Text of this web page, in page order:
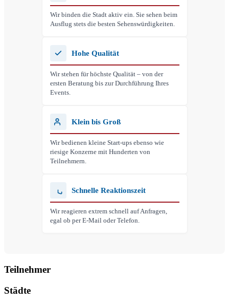
Wir binden die Stadt aktiv ein. Sie sehen beim
Ausflug stets die besten Sehenswürdigkeiten.
Hohe Qualität
Wir stehen für höchste Qualität – von der
ersten Beratung bis zur Durchführung Ihres
Events.
Klein bis Groß
Wir bedienen kleine Start-ups ebenso wie
riesige Konzerne mit Hunderten von
Teilnehmern.
Schnelle Reaktionszeit
Wir reagieren extrem schnell auf Anfragen,
egal ob per E-Mail oder Telefon.
Teilnehmer
Städte